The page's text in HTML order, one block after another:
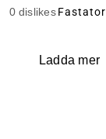
0 dislikes Fastator
Ladda mer